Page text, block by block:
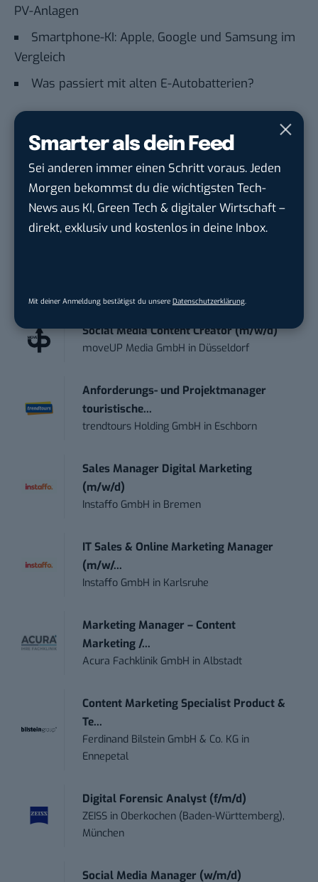
Smarter als dein Feed
Sei anderen immer einen Schritt voraus. Jeden
Morgen bekommst du die wichtigsten Tech-
News aus KI, Green Tech & digitaler Wirtschaft –
direkt, exklusiv und kostenlos in deine Inbox.
Mit deiner Anmeldung bestätigst du unsere Datenschutzerklärung.
PV-Anlagen
Smartphone-KI: Apple, Google und Samsung im
Vergleich
Was passiert mit alten E-Autobatterien?
Du möchtest nicht abgehängt werden
, wenn es um
KI, Green Tech und die Tech-Themen von Morgen
geht? Über 12.000 smarte Leser bekommen jeden
Tag UPDATE, unser Tech-Briefing mit den
wichtigsten News des Tages – und sichern sich
damit ihren Vorsprung.Hier kannst du dich
Social Media Content Creator (m/w/d)
moveUP Media GmbH in Düsseldorf
Anforderungs- und Projektmanager
touristische...
trendtours Holding GmbH in Eschborn
Sales Manager Digital Marketing
(m/w/d)
Instaffo GmbH in Bremen
IT Sales & Online Marketing Manager
(m/w/...
Instaffo GmbH in Karlsruhe
Marketing Manager – Content
Marketing /...
Acura Fachklinik GmbH inAlbstadt
Content Marketing Specialist Product &
Te...
Ferdinand Bilstein GmbH & Co. KG in
Ennepetal
Digital Forensic Analyst (f/m/d)
ZEISS in Oberkochen (Baden-Württemberg),
München
Social Media Manager (w/m/d)